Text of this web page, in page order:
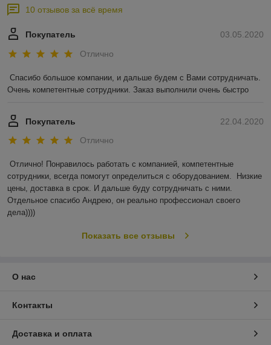
10 отзывов за всё время
03.05.2020
Покупатель
Отлично
Спасибо большое компании, и дальше будем с Вами сотрудничать.
Очень компетентные сотрудники. Заказ выполнили очень быстро
22.04.2020
Покупатель
Отлично
Отлично! Понравилось работать с компанией, компетентные
сотрудники, всегда помогут определиться с оборудованием.  Низкие
цены, доставка в срок. И дальше буду сотрудничать с ними.
Отдельное спасибо Андрею, он реально профессионал своего
дела))))
Показать все отзывы
О нас
Контакты
Доставка и оплата